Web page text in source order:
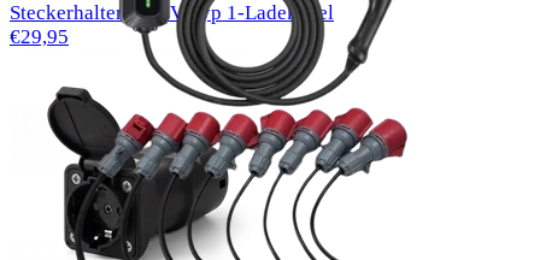
Steckerhalter für EV Typ 1-Ladekabel
€29,95